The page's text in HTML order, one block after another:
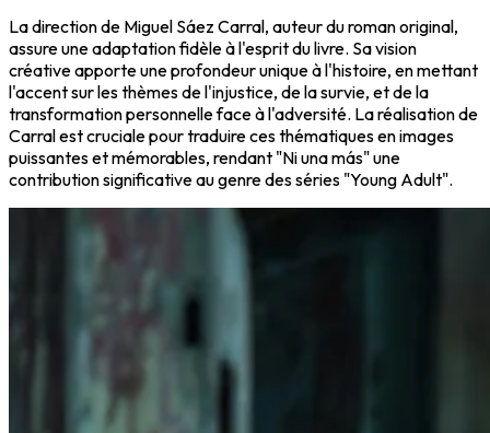
La direction de Miguel Sáez Carral, auteur du roman original,
assure une adaptation fidèle à l'esprit du livre. Sa vision
créative apporte une profondeur unique à l'histoire, en mettant
l'accent sur les thèmes de l'injustice, de la survie, et de la
transformation personnelle face à l'adversité. La réalisation de
Carral est cruciale pour traduire ces thématiques en images
puissantes et mémorables, rendant "Ni una más" une
contribution significative au genre des séries "Young Adult".